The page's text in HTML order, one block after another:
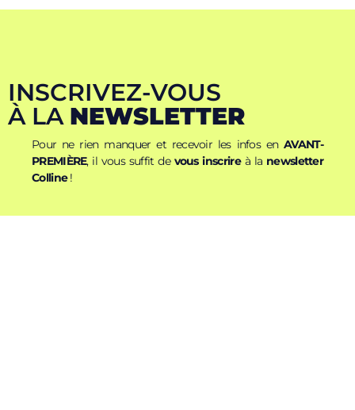
INSCRIVEZ-VOUS
À LA NEWSLETTER
Pour ne rien manquer et recevoir les infos enAVANT-
PREMIÈRE, il vous suffit de vous inscrireà la newsletter
Colline!